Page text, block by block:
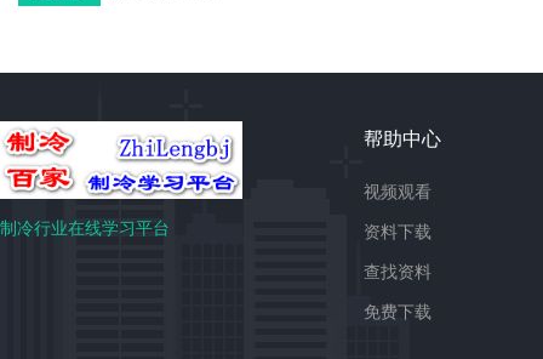
制冷行业在线学习平台
帮助中心
视频观看
资料下载
查找资料
免费下载